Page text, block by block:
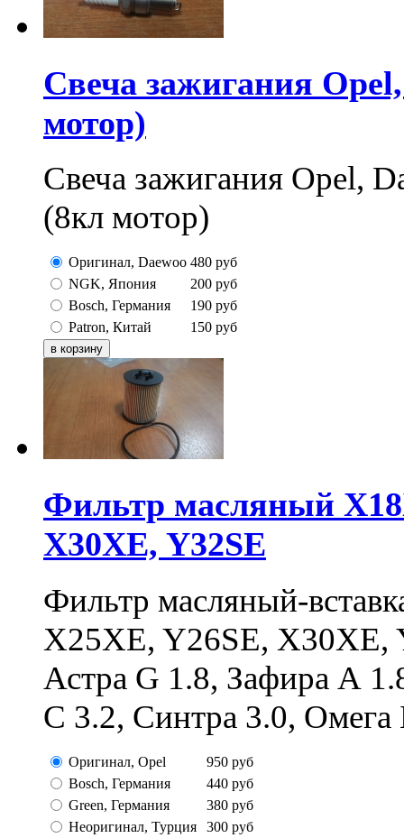
Свеча зажигания
мотор)
Свеча зажигания Opel,
(8кл мотор)
Оригинал, Daewoo 480 руб
NGK, Япония
200 руб
Bosch, Германия
190 руб
Patron, Китай
150 руб
Фильтр масляный
X30XE, Y32SE
Фильтр масляный-
X25XE, Y26SE, X30XE,
Астра G 1.8, Зафира А
С 3.2, Синтра 3.0, Омега
Оригинал, Opel 950 руб
Bosch, Германия
440 руб
Green, Германия
380 руб
Неоригинал, Турция
300 руб